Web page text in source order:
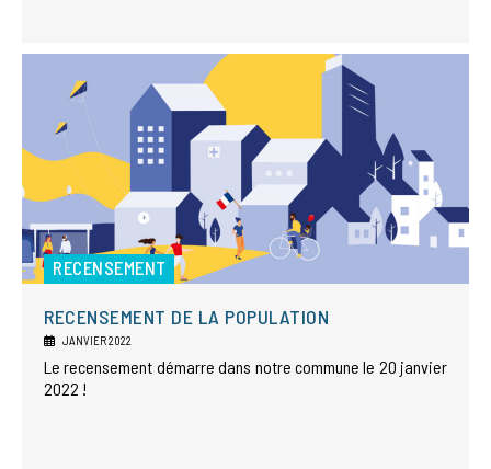
RECENSEMENT
RECENSEMENT DE LA POPULATION
JANVIER 2022
Le recensement démarre dans notre commune le 20 janvier
2022 !